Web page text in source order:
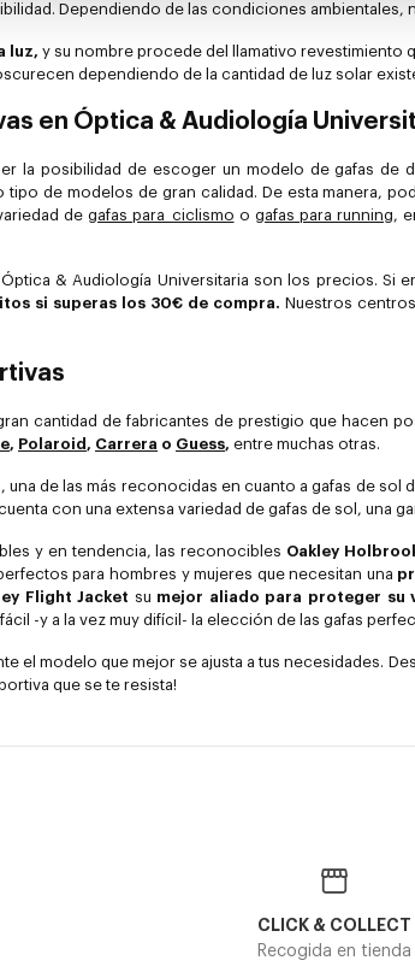
Dependiendo de las condiciones
luz, y su nombre procede del llamativo revestimiento
dependiendo de la cantidad de luz solar
en Óptica & Audiología
la posibilidad de escoger un modelo de gafas de
tipo de modelos de gran calidad. De esta manera,
de gafas para ciclismo o gafas para running,
& Audiología Universitaria son los precios. Si
si superas los 30€ de compra. Nuestros
cantidad de fabricantes de prestigio que hacen
, Polaroid , Carrera o Guess, entre muchas otras.
una de las más reconocidas en cuanto a gafas de sol
con una extensa variedad de gafas de sol, una
y en tendencia, las reconocibles Oakley
para hombres y mujeres que necesitan una
Flight Jacket su mejor aliado para proteger su
-y a la vez muy difícil- la elección de las gafas
el modelo que mejor se ajusta a tus necesidades.
que se te resista!
CLICK & COLLECT
Recogida en tienda